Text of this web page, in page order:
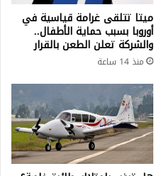
ميتا تتلقى غرامة قياسية في
أوروبا بسبب حماية الأطفال..
والشركة تعلن الطعن بالقرار
منذ 14 ساعة